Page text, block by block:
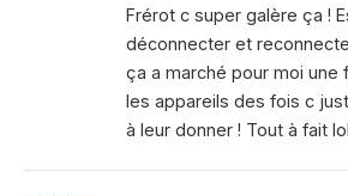
Frérot c super galère ça !
déconnecter et
ça a marché pour moi une
les appareils des fois c
à leur donner ! Tout à fait lol